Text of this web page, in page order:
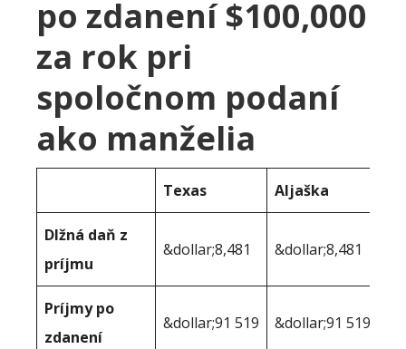
po zdanení $100,000
za rok pri
spoločnom podaní
ako manželia
Texas Aljaška
Dlžná daň z
príjmu
&dollar;8,481 &dollar;8,481
Príjmy po
zdanení
&dollar;91 519 &dollar;91 519